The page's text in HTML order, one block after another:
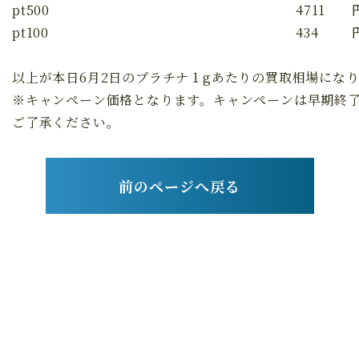
pt500
4711
pt100
434
以上が本日6月2日のプラチナ１gあたりの買取相場にな
※キャンペーン価格となります。キャンペーンは早期終
ご了承ください。
前のページへ戻る